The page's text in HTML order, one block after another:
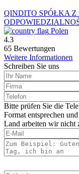
QINDITO SPÓŁKA
Polen
4.3
65 Bewertungen
Weitere Informationen
Schreiben Sie uns
Bitte prüfen Sie die
Format entsprechen
Land arbeiten wir nicht